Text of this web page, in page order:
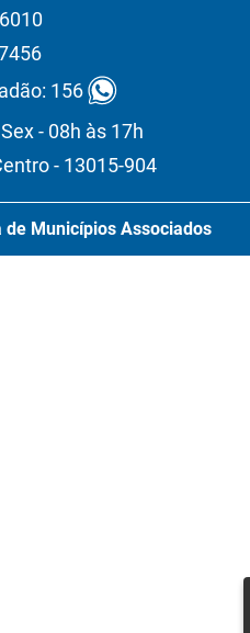
156
- 08h às 17h
- 13015-904
de Municípios Associados